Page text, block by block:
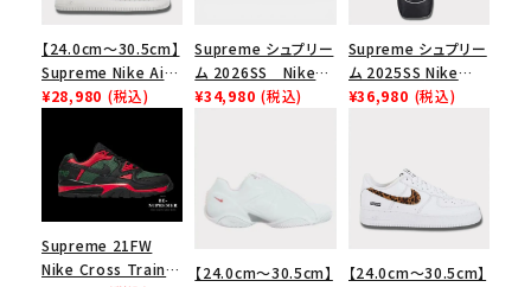
【24.0cm～30.5cm】
Supreme Nike Air
Force 1 Low シュプ
ース１スニーカー シ
ューズ ホワイト
¥28,980 (税込)
Supreme シュプリー
ム 2026SS Nike
SB Air Max 2 CB 94
¥34,980 (税込)
Supreme シュプリー
ム 2025SS Nike
Leather Shoulder
¥36,980 (税込)
Supreme 21FW
Nike Cross Trainer
【24.0cm～30.5cm】
【24.0cm～30.5cm】